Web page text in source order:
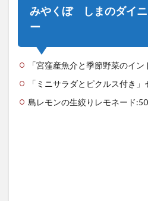
みやくぼ しまのダイニ
ー
「宮窪産魚介と季節野菜のイ
「ミニサラダとピクルス付き
島レモンの生絞りレモネード